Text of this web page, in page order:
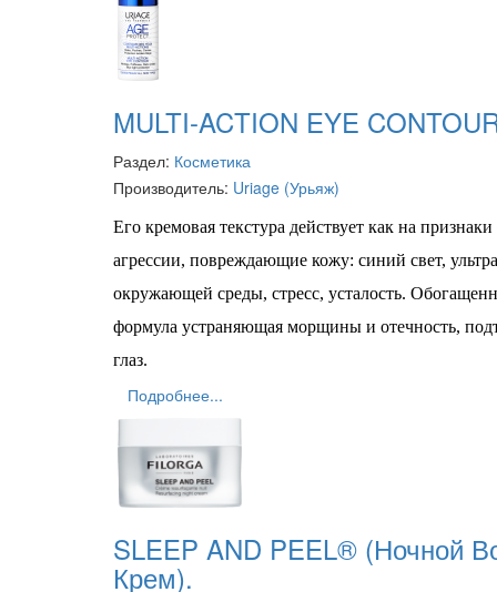
MULTI-ACTION EYE
Раздел: Косметика
Производитель: Uriage (Урьяж)
Его кремовая текстура действует как на
агрессии, повреждающие кожу: синий свет,
окружающей среды, стресс, усталость.
формула устраняющая морщины и отечность,
глаз.
Подробнее...
SLEEP AND PEEL® (Ночной
Крем).